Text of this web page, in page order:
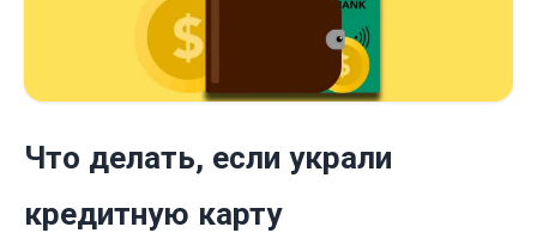
Что делать, если украли
кредитную карту